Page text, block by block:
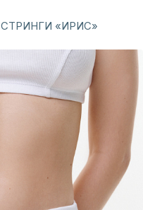
СТРИНГИ «ИРИС»